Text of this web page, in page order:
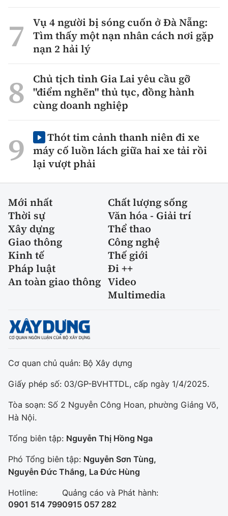
Vụ 4 người bị sóng cuốn ở Đà Nẵng:
Tìm thấy một nạn nhân cách nơi gặp
nạn 2 hải lý
Chủ tịch tỉnh Gia Lai yêu cầu gỡ
"điểm nghẽn" thủ tục, đồng hành
cùng doanh nghiệp
Thót tim cảnh thanh niên đi xe
máy cố luồn lách giữa hai xe tải rồi
lại vượt phải
Mới nhất
Chất lượng sống
Thời sự
Văn hóa - Giải trí
Xây dựng
Thể thao
Giao thông
Công nghệ
Kinh tế
Thế giới
Pháp luật
Đi ++
An toàn giao thông Video
Multimedia
Cơ quan chủ quản: Bộ Xây dựng
Giấy phép số: 03/GP-BVHTTDL, cấp ngày 1/4/2025.
Tòa soạn: Số 2 Nguyễn Công Hoan, phường Giảng Võ,
Hà Nội.
Tổng biên tập: Nguyễn Thị Hồng Nga
Phó Tổng biên tập: Nguyễn Sơn Tùng,
Nguyễn Đức Thắng, La Đức Hùng
Hotline:
0901 514 799
Quảng cáo và Phát hành:
0915 057 282